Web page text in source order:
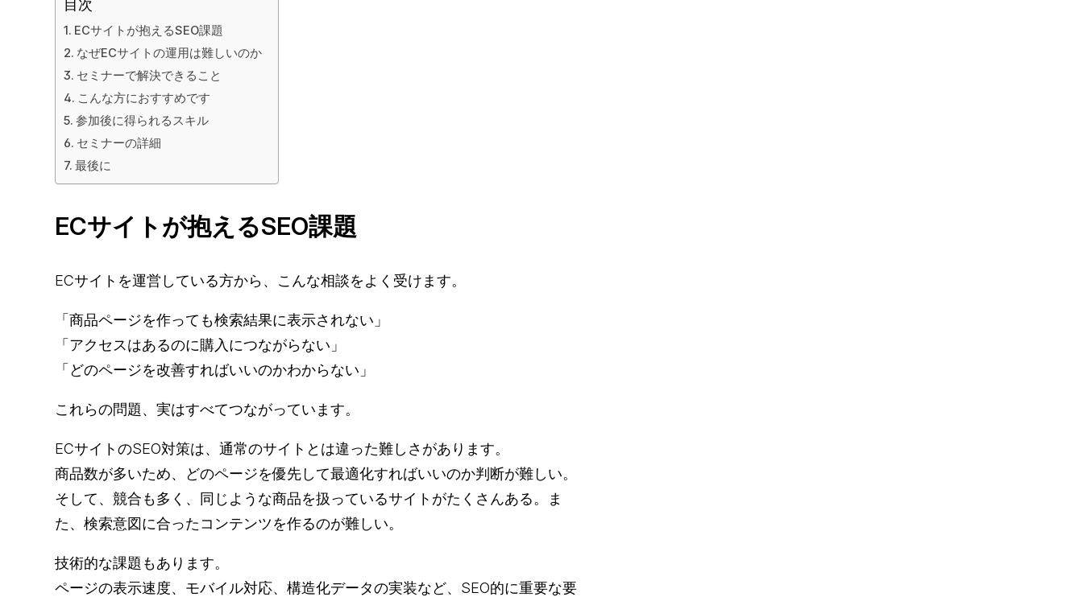
目次
ECサイトが抱えるSEO課題
なぜECサイトの運用は難しいのか
セミナーで解決できること
こんな方におすすめです
参加後に得られるスキル
セミナーの詳細
最後に
ECサイトが抱えるSEO課題
ECサイトを運営している方から、こんな相談をよく受けます。
「商品ページを作っても検索結果に表示されない」
「アクセスはあるのに購入につながらない」
「どのページを改善すればいいのかわからない」
これらの問題、実はすべてつながっています。
ECサイトのSEO対策は、通常のサイトとは違った難しさがあります。
商品数が多いため、どのページを優先して最適化すればいいのか判断が難しい。
そして、競合も多く、同じような商品を扱っているサイトがたくさんある。ま
た、検索意図に合ったコンテンツを作るのが難しい。
技術的な課題もあります。
ページの表示速度、モバイル対応、構造化データの実装など、SEO的に重要な要